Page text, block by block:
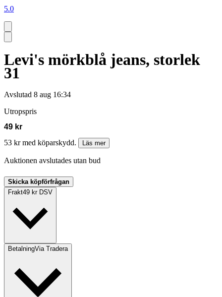
5.0
Levi's mörkblå jeans, storlek
31
Avslutad 8 aug 16:34
Utropspris
49 kr
53 kr med köparskydd.
Läs mer
Auktionen avslutades utan bud
Skicka köpförfrågan
Frakt49 kr DSV
BetalningVia Tradera